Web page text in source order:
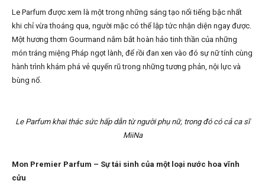
Le Parfum được xem là một trong những sáng tạo nổi tiếng bậc nhất
khi chỉ vừa thoáng qua, người mặc có thể lập tức nhận diện ngay được.
Một hương thơm Gourmand nắm bắt hoàn hảo tinh thần của những
món tráng miệng Pháp ngọt lành, để rồi đan xen vào đó sự nữ tính cùng
hành trình khám phá vẻ quyến rũ trong những tương phản, nội lực và
bùng nổ.
Le Parfum khai thác sức hấp dẫn từ người phụ nữ, trong đó có cả ca sĩ
MiiNa
Mon Premier Parfum – Sự tái sinh của một loại nước hoa vĩnh
cửu